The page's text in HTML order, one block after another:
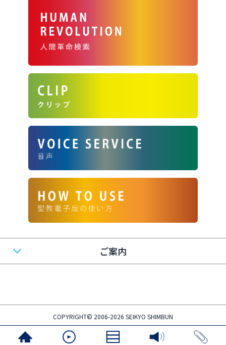
ご案内
COPYRIGHT© 2006-2026 SEIKYO SHIMBUN